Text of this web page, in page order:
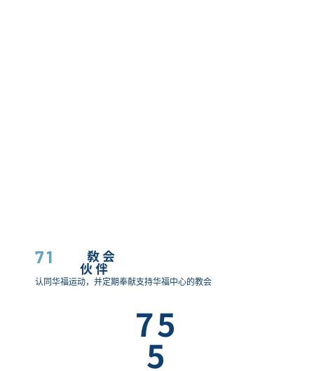
教会
伙伴
71
认同华福运动，并定期奉献支持华福中心的教会
75
5